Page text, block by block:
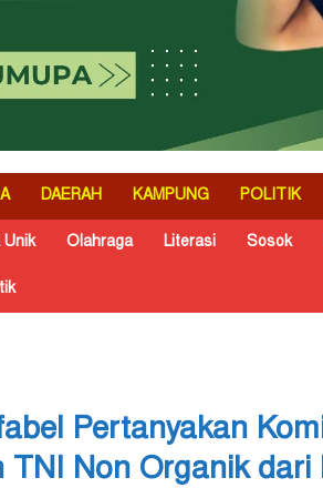
DAERAH KAMPUNG POLITIK
Unik Olahraga Literasi Sosok
Pertanyakan
TNI Non Organik dari